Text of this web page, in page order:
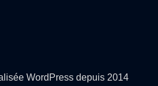
WordPress depuis 2014